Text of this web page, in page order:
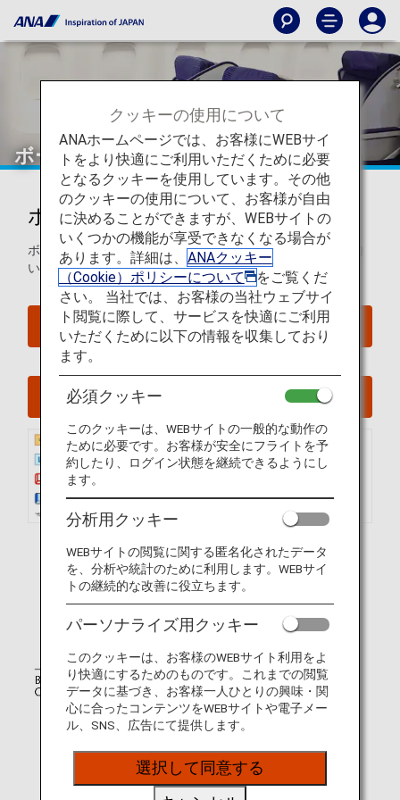
ボーイング767-300ER（763）
ボーイング767-300ER (763)
ボーイング767-300ER (763)のシートマップについてご案内
いたします。
座席照会
今すぐ予約
クッキーの使用について
ANAホームページでは、お客様にWEBサイ
トをより快適にご利用いただくために必要
となるクッキーを使用しています。その他
のクッキーの使用について、お客様が自由
に決めることができますが、WEBサイトの
いくつかの機能が享受できなくなる場合が
あります。詳細は、 ANAクッキー
（Cookie）ポリシーについて
をご覧くだ
さい。 当社では、お客様の当社ウェブサイ
ト閲覧に際して、サービスを快適にご利用
いただくために以下の情報を収集しており
ます。
必須クッキー
このクッキーは、WEBサイトの一般的な動作の
ために必要です。お客様が安全にフライトを予
約したり、ログイン状態を継続できるようにし
ます。
分析用クッキー
WEBサイトの閲覧に関する匿名化されたデータ
を、分析や統計のために利用します。WEBサイ
トの継続的な改善に役立ちます。
パーソナライズ用クッキー
このクッキーは、お客様のWEBサイト利用をよ
り快適にするためのものです。これまでの閲覧
データに基づき、お客様一人ひとりの興味・関
心に合ったコンテンツをWEBサイトや電子メー
ル、SNS、広告にて提供します。
選択して同意する